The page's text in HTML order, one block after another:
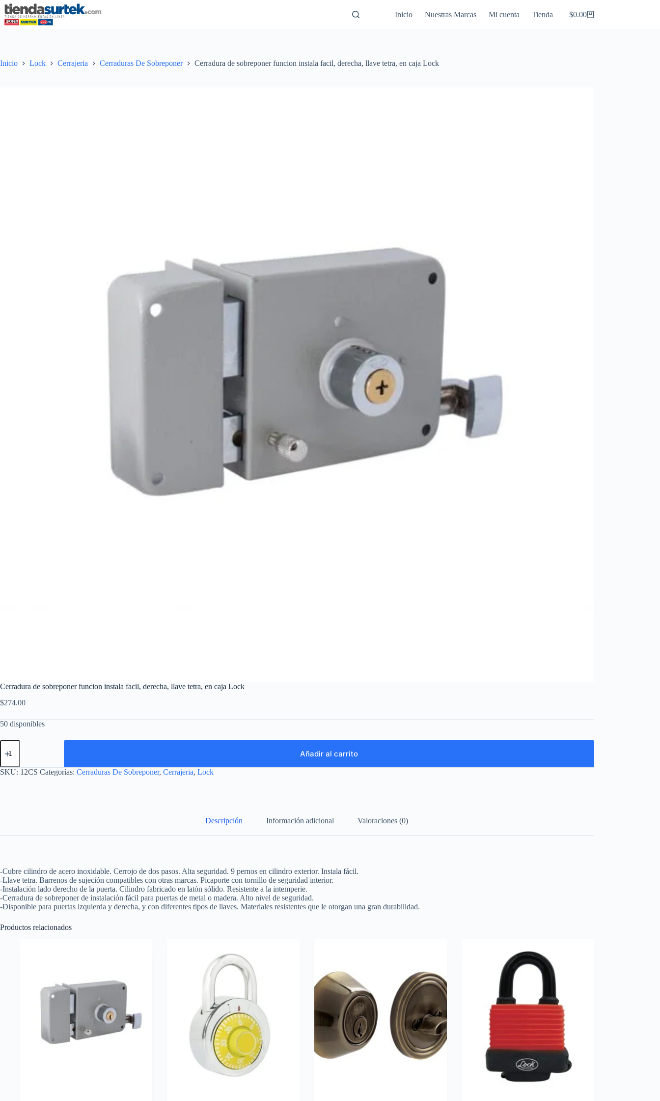
Saltar
al
contenido
Inicio Nuestras Marcas Mi cuenta Tienda
Carro
$0.00
Inicio Lock Cerrajeria Cerraduras De Sobreponer Cerradura de sobreponer funcion instala facil, derecha, llave tetra, en caja Lock
Cerradura de sobreponer funcion instala facil, derecha, llave tetra, en caja Lock
$274.00
50 disponibles
Cerradura
de
funcion
instala
Lock
Añadir al carrito
SKU: 12CS Categorías: Cerraduras De Sobreponer, Cerrajeria, Lock
Descripción Información adicional Valoraciones (0)
-Cubre cilindro de acero inoxidable. Cerrojo de dos pasos. Alta seguridad. 9 pernos en cilindro exterior. Instala fácil.
-Llave tetra. Barrenos de sujeción compatibles con otras marcas. Picaporte con tornillo de seguridad interior.
-Instalación lado derecho de la puerta. Cilindro fabricado en latón sólido. Resistente a la intemperie.
-Cerradura de sobreponer de instalación fácil para puertas de metal o madera. Alto nivel de seguridad.
-Disponible para puertas izquierda y derecha, y con diferentes tipos de llaves. Materiales resistentes que le otorgan una gran durabilidad.
Productos relacionados